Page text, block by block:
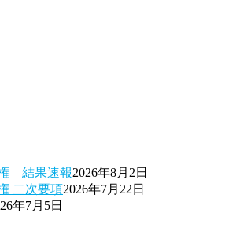
結果速報2026年8月2日
二次要項2026年7月22日
年7月5日